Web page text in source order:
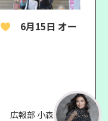
6月15日 オー
広報部 小森